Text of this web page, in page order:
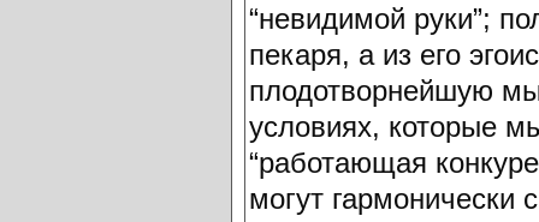
“невидимой руки”;
пекаря, а из его
плодотворнейшую
условиях, которые
“работающая
могут гармонически